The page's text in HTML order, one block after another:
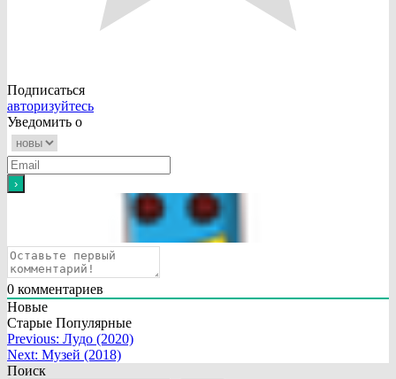
Подписаться
авторизуйтесь
Уведомить о
0 комментариев
Новые
Старые Популярные
Навигация
по
Previous: Лудо (2020)
Next: Музей (2018)
Поиск